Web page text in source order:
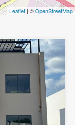
Leaflet | ©OpenStreetMap